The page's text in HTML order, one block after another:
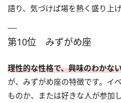
語り、気づけば場を熱く盛り上
第10位 みずがめ座
理性的な性格で、興味のわかな
が、みずがめ座の特徴です。イ
ものか、または好きな人が参加